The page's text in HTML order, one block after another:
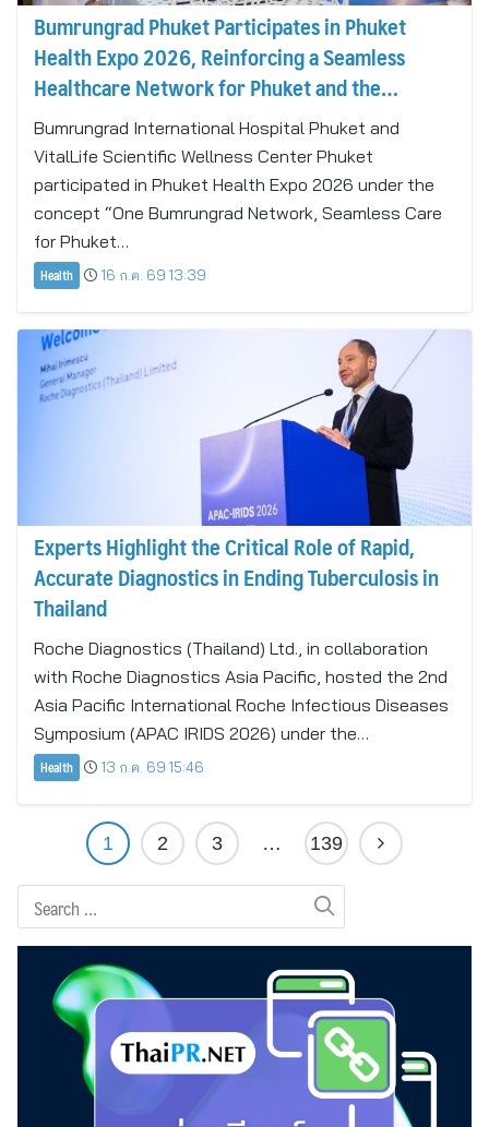
Bumrungrad Phuket Participates in Phuket
Health Expo 2026, Reinforcing a Seamless
Healthcare Network for Phuket and the
Andaman Region
Bumrungrad International Hospital Phuket and
VitalLife Scientific Wellness Center Phuket
participated in Phuket Health Expo 2026 under the
concept “One Bumrungrad Network, Seamless Care
for Phuket…
Health 16 ก.ค. 69 13:39
Experts Highlight the Critical Role of Rapid,
Accurate Diagnostics in Ending Tuberculosis in
Thailand
Roche Diagnostics (Thailand) Ltd., in collaboration
with Roche Diagnostics Asia Pacific, hosted the 2nd
Asia Pacific International Roche Infectious Diseases
Symposium (APAC IRIDS 2026) under the…
Health 13 ก.ค. 69 15:46
1 2 3 … 139